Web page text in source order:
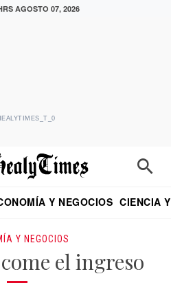
AGOSTO 07, 2026
Y NEGOCIOS CIENCIA
Y NEGOCIOS
el ingreso